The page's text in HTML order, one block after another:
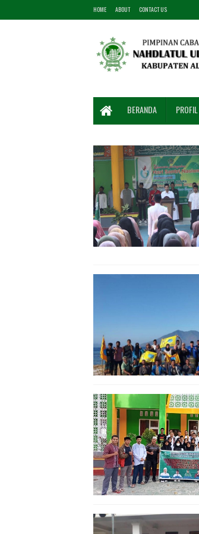
HOME ABOUT CONTACT US
BERANDA PROFIL